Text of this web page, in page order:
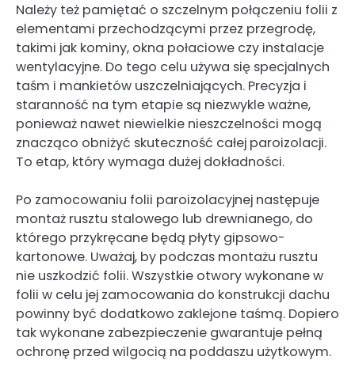
Należy też pamiętać o szczelnym połączeniu folii z
elementami przechodzącymi przez przegrodę,
takimi jak kominy, okna połaciowe czy instalacje
wentylacyjne. Do tego celu używa się specjalnych
taśm i mankietów uszczelniających. Precyzja i
staranność na tym etapie są niezwykle ważne,
ponieważ nawet niewielkie nieszczelności mogą
znacząco obniżyć skuteczność całej paroizolacji.
To etap, który wymaga dużej dokładności.
Po zamocowaniu folii paroizolacyjnej następuje
montaż rusztu stalowego lub drewnianego, do
którego przykręcane będą płyty gipsowo-
kartonowe. Uważaj, by podczas montażu rusztu
nie uszkodzić folii. Wszystkie otwory wykonane w
folii w celu jej zamocowania do konstrukcji dachu
powinny być dodatkowo zaklejone taśmą. Dopiero
tak wykonane zabezpieczenie gwarantuje pełną
ochronę przed wilgocią na poddaszu użytkowym.